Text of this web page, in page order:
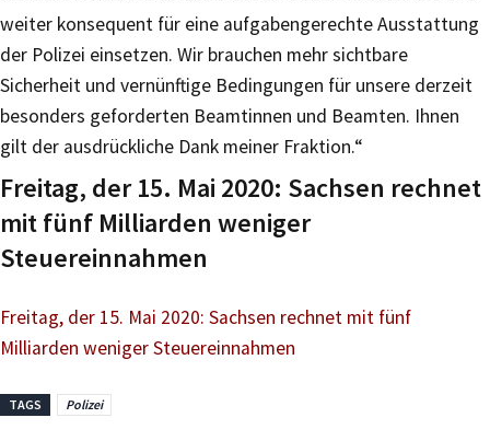
weiter konsequent für eine aufgabengerechte Ausstattung
der Polizei einsetzen. Wir brauchen mehr sichtbare
Sicherheit und vernünftige Bedingungen für unsere derzeit
besonders geforderten Beamtinnen und Beamten. Ihnen
gilt der ausdrückliche Dank meiner Fraktion.“
Freitag, der 15. Mai 2020: Sachsen rechnet
mit fünf Milliarden weniger
Steuereinnahmen
Freitag, der 15. Mai 2020: Sachsen rechnet mit fünf
Milliarden weniger Steuereinnahmen
TAGS Polizei